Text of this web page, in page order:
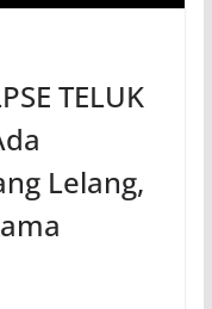
TELUK
Lelang,